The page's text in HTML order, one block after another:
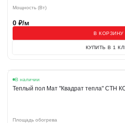
Мощность (Вт)
0 ₽/м
В КОРЗИНУ
КУПИТЬ В 1
В наличии
Теплый пол Мат "Квадрат тепла" СТН
Площадь обогрева